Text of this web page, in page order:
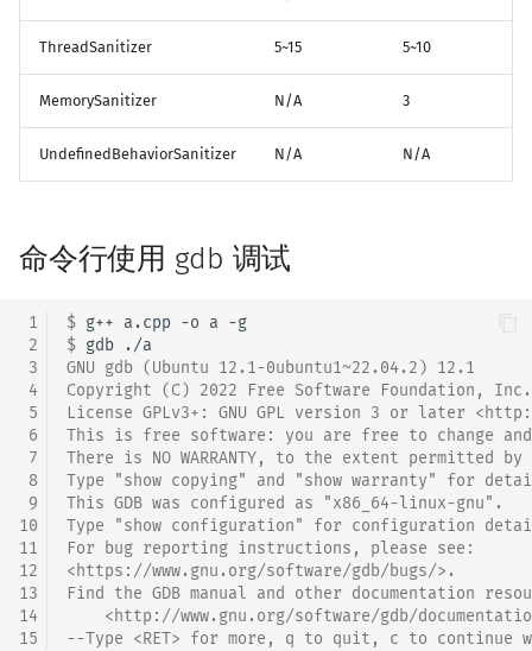
ThreadSanitizer 5~15 5~10
MemorySanitizer N/A 3
UndefinedBehaviorSanitizer N/A N/A
命令行使用 gdb 调试
1
2
3
4
5
6
7
8
9
10
11
12
13
14
15
$ g++ a.cpp -o a
$ gdb
GNU gdb (Ubuntu 12.1-0ubuntu1~22.04.2) 12.1
Copyright (C) 2022 Free Software Foundation, Inc.
License GPLv3+: GNU GPL version 3 or later
This is free software: you are free to change
There is NO WARRANTY, to the extent permitted
Type "show copying" and "show warranty" for
This GDB was configured as "x86_64-linux-gnu".
Type "show configuration" for configuration
For bug reporting instructions, please see:
<https://www.gnu.org/software/gdb/bugs/>.
Find the GDB manual and other documentation
<http://www.gnu.org/software/gdb/
--Type <RET> for more, q to quit, c to continue